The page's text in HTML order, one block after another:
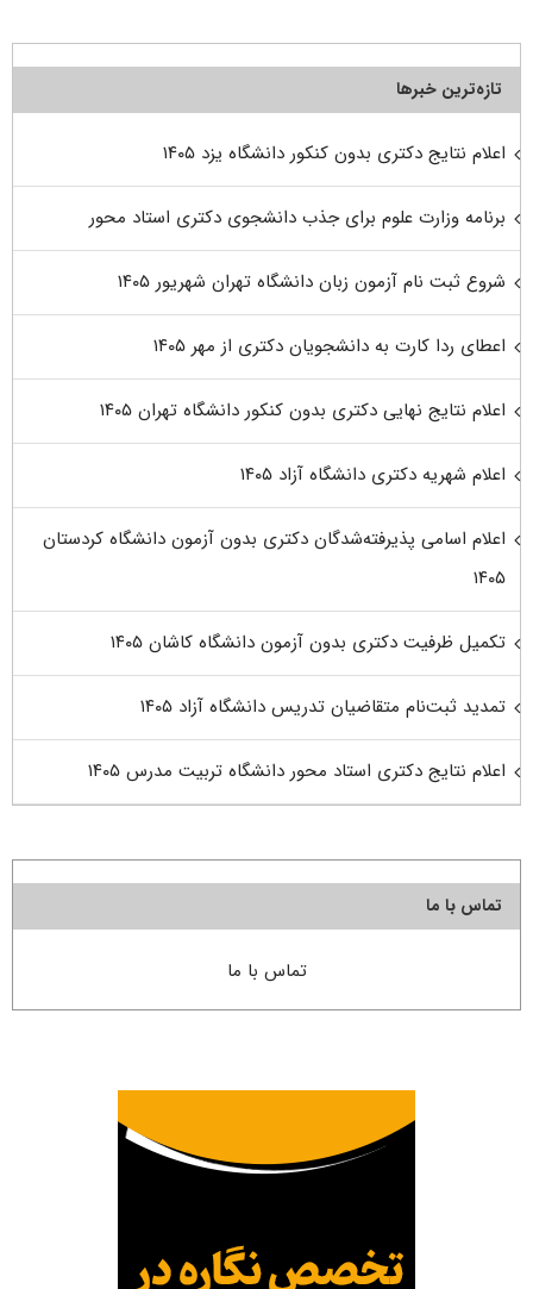
تازه‌ترین خبرها
اعلام نتایج دکتری بدون کنکور دانشگاه یزد ۱۴۰۵
برنامه وزارت علوم برای جذب دانشجوی دکتری استاد محور
شروع ثبت نام آزمون زبان دانشگاه تهران شهریور ۱۴۰۵
اعطای ردا کارت به دانشجویان دکتری از مهر ۱۴۰۵
اعلام نتایج نهایی دکتری بدون کنکور دانشگاه تهران ۱۴۰۵
اعلام شهریه دکتری دانشگاه آزاد ۱۴۰۵
اعلام اسامی پذیرفته‌شدگان دکتری بدون آزمون دانشگاه کردستان
۱۴۰۵
تکمیل ظرفیت دکتری بدون آزمون دانشگاه کاشان ۱۴۰۵
تمدید ثبت‌نام متقاضیان تدریس دانشگاه آزاد ۱۴۰۵
اعلام نتایج دکتری استاد محور دانشگاه تربیت مدرس ۱۴۰۵
تماس با ما
تماس با ما